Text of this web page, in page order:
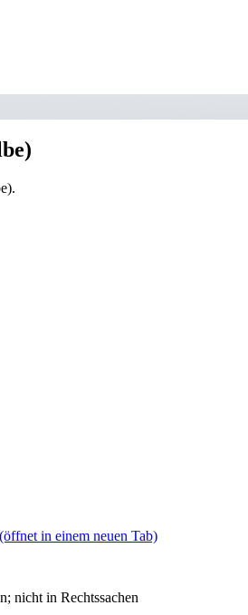
(öffnet in einem neuen Tab)
nicht in Rechtssachen